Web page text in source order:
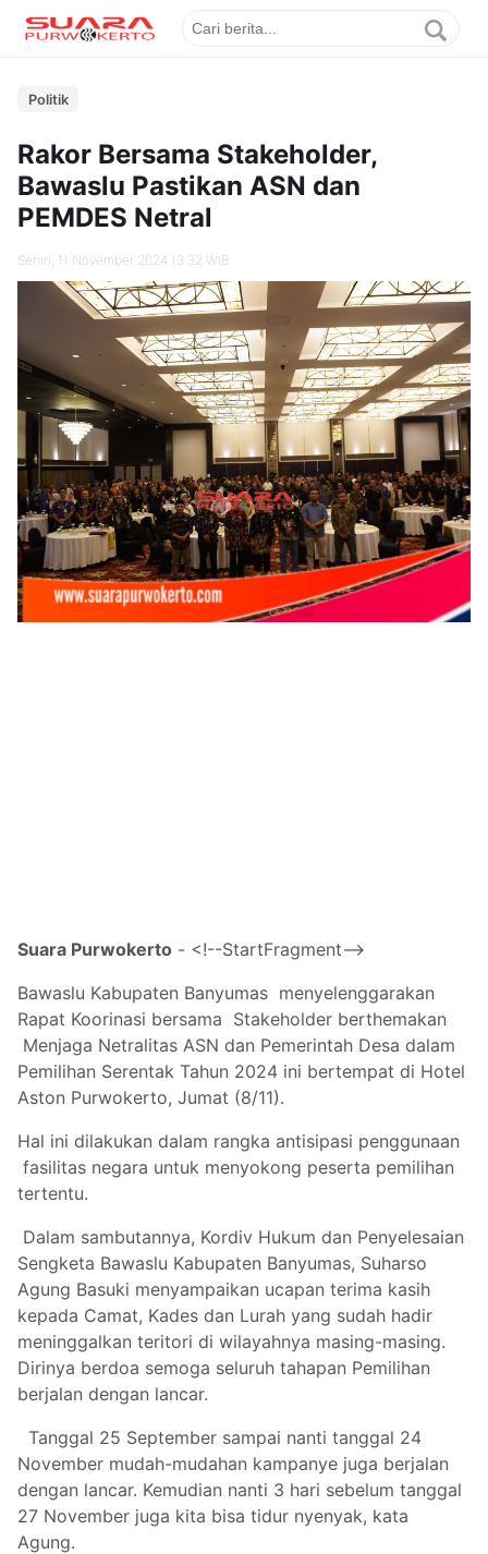
Politik
Rakor Bersama Stakeholder,
Bawaslu Pastikan ASN dan
PEMDES Netral
Senin, 11 November 2024 13.32 WIB
Suara Purwokerto - <!--StartFragment-->
Bawaslu Kabupaten Banyumas menyelenggarakan
Rapat Koorinasi bersama Stakeholder berthemakan
Menjaga Netralitas ASN dan Pemerintah Desa dalam
Pemilihan Serentak Tahun 2024 ini bertempat di Hotel
Aston Purwokerto, Jumat (8/11).
Hal ini dilakukan dalam rangka antisipasi penggunaan
fasilitas negara untuk menyokong peserta pemilihan
tertentu.
Dalam sambutannya, Kordiv Hukum dan Penyelesaian
Sengketa Bawaslu Kabupaten Banyumas, Suharso
Agung Basuki menyampaikan ucapan terima kasih
kepada Camat, Kades dan Lurah yang sudah hadir
meninggalkan teritori di wilayahnya masing-masing.
Dirinya berdoa semoga seluruh tahapan Pemilihan
berjalan dengan lancar.
Tanggal 25 September sampai nanti tanggal 24
November mudah-mudahan kampanye juga berjalan
dengan lancar. Kemudian nanti 3 hari sebelum tanggal
27 November juga kita bisa tidur nyenyak, kata
Agung.